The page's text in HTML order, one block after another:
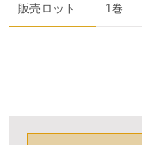
販売ロット 1巻